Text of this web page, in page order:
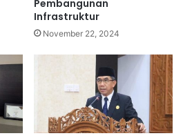
Pembangunan
Infrastruktur
November 22, 2024